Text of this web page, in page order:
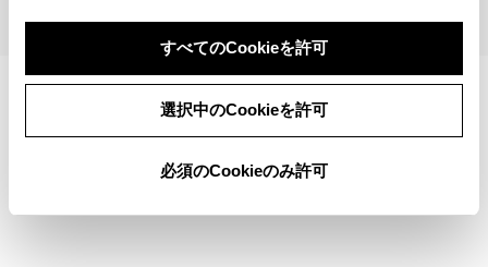
すべてのCookieを許可
選択中のCookieを許可
必須のCookieのみ許可
©1995-2026 TOYOTA MOTOR CORPORATION. ALL RIGHTS RESERVED.